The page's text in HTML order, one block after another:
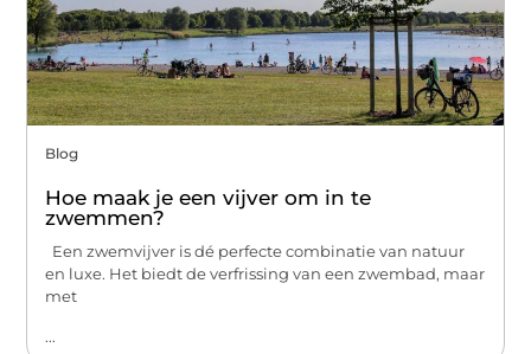
Blog
Hoe maak je een vijver om in te
zwemmen?
Een zwemvijver is dé perfecte combinatie van natuur
en luxe. Het biedt de verfrissing van een zwembad, maar
met
...